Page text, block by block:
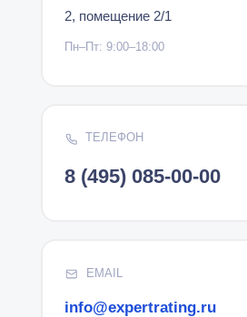
2, помещение 2/1
Пн–Пт: 9:00–18:00
EMAIL
info@expertrating.ru
ТЕЛЕФОН
8 (495) 085-00-00